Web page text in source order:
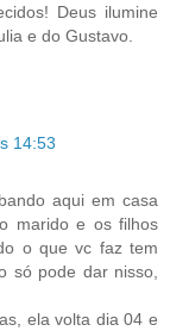
Deus ilumine
e do Gustavo.
14:53
aqui em casa
marido e os filhos
o que vc faz tem
só pode dar nisso,
ela volta dia 04 e